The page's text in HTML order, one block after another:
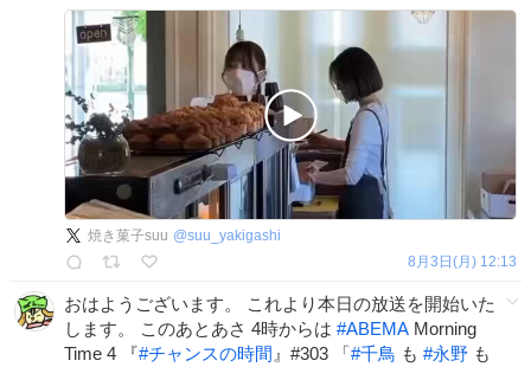
焼き菓子suu @suu_yakigashi
8月3日(月) 12:13
おはようございます。 これより本日の放送を開始いた
します。 このあとあさ 4時からは #ABEMA Morning
Time 4 『#チャンスの時間 』#303 「#千鳥 も #永野 も